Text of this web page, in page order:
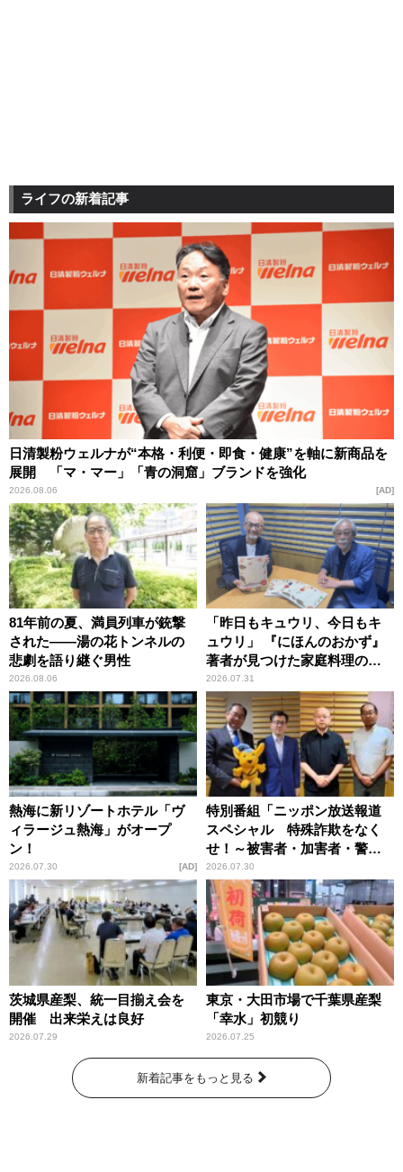
ライフの新着記事
日清製粉ウェルナが“本格・利便・即食・健康”を軸に新商品を
展開 「マ・マー」「青の洞窟」ブランドを強化
2026.08.06 AD
81年前の夏、満員列車が銃撃
された――湯の花トンネルの
悲劇を語り継ぐ男性
2026.08.06
「昨日もキュウリ、今日もキ
ュウリ」 『にほんのおかず』
著者が見つけた家庭料理の知
恵
2026.07.31
熱海に新リゾートホテル「ヴ
ィラージュ熱海」がオープ
ン！
2026.07.30 AD
特別番組「ニッポン放送報道
スペシャル 特殊詐欺をなく
せ！～被害者・加害者・警視
庁が語るトクリュウの実態
～」放送
2026.07.30
茨城県産梨、統一目揃え会を
開催 出来栄えは良好
2026.07.29
東京・大田市場で千葉県産梨
「幸水」初競り
2026.07.25
新着記事をもっと見る